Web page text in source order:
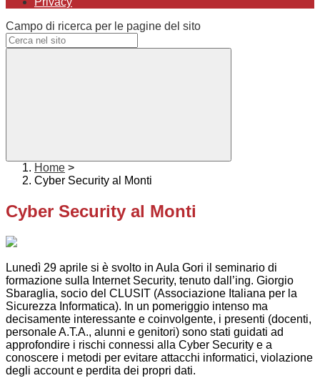
Campo di ricerca per le pagine del sito
Home >
Cyber Security al Monti
Cyber Security al Monti
Lunedì 29 aprile si è svolto in Aula Gori il seminario di
formazione sulla Internet Security, tenuto dall’ing. Giorgio
Sbaraglia, socio del CLUSIT (Associazione Italiana per la
Sicurezza Informatica). In un pomeriggio intenso ma
decisamente interessante e coinvolgente, i presenti (docenti,
personale A.T.A., alunni e genitori) sono stati guidati ad
approfondire i rischi connessi alla Cyber Security e a
conoscere i metodi per evitare attacchi informatici, violazione
degli account e perdita dei propri dati.